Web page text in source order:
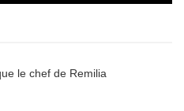
le chef de Remilia